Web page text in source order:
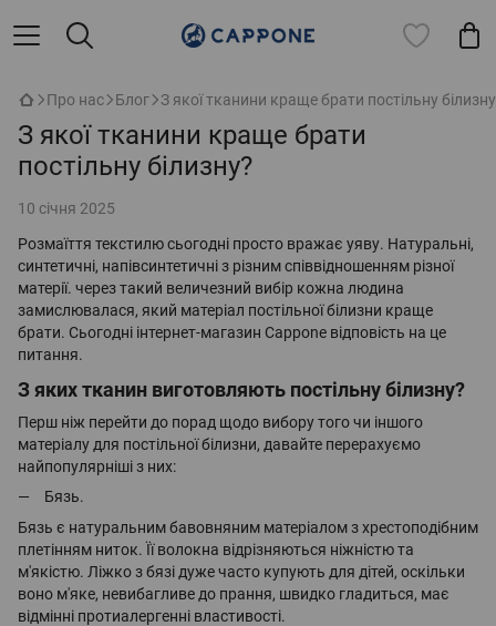
Про нас Блог З якої тканини краще брати постільну
З якої тканини краще брати
постільну білизну?
10 січня 2025
Розмаїття текстилю сьогодні просто вражає уяву. Натуральні,
синтетичні, напівсинтетичні з різним співвідношенням різної
матерії. через такий величезний вибір кожна людина
замислювалася, який матеріал постільної білизни краще
брати. Сьогодні інтернет-магазин Cappone відповість на це
питання.
З яких тканин виготовляють постільну білизну?
Перш ніж перейти до порад щодо вибору того чи іншого
матеріалу для постільної білизни, давайте перерахуємо
найпопулярніші з них:
Бязь.
Бязь є натуральним бавовняним матеріалом з хрестоподібним
плетінням ниток. Її волокна відрізняються ніжністю та
м'якістю. Ліжко з бязі дуже часто купують для дітей, оскільки
воно м'яке, невибагливе до прання, швидко гладиться, має
відмінні протиалергенні властивості.